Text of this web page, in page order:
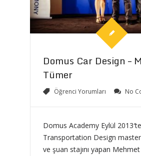
Domus Car Design –
Tümer
Öğrenci Yorumları No
Domus Academy Eylül
Transportation Design
ve şuan stajını yapan